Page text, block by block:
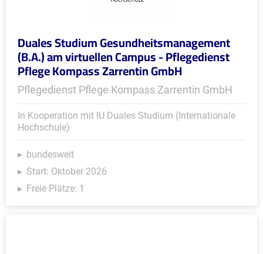
Duales Studium Gesundheitsmanagement
(B.A.) am virtuellen Campus - Pflegedienst
Pflege Kompass Zarrentin GmbH
Pflegedienst Pflege Kompass Zarrentin GmbH
In Kooperation mit IU Duales Studium (Internationale
Hochschule)
bundesweit
Start: Oktober 2026
Freie Plätze: 1